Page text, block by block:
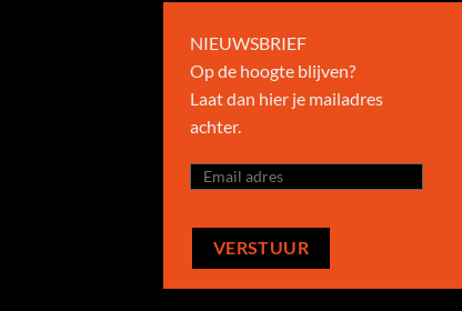
NIEUWSBRIEF
Op de hoogte blijven?
Laat dan hier je mailadres
achter.